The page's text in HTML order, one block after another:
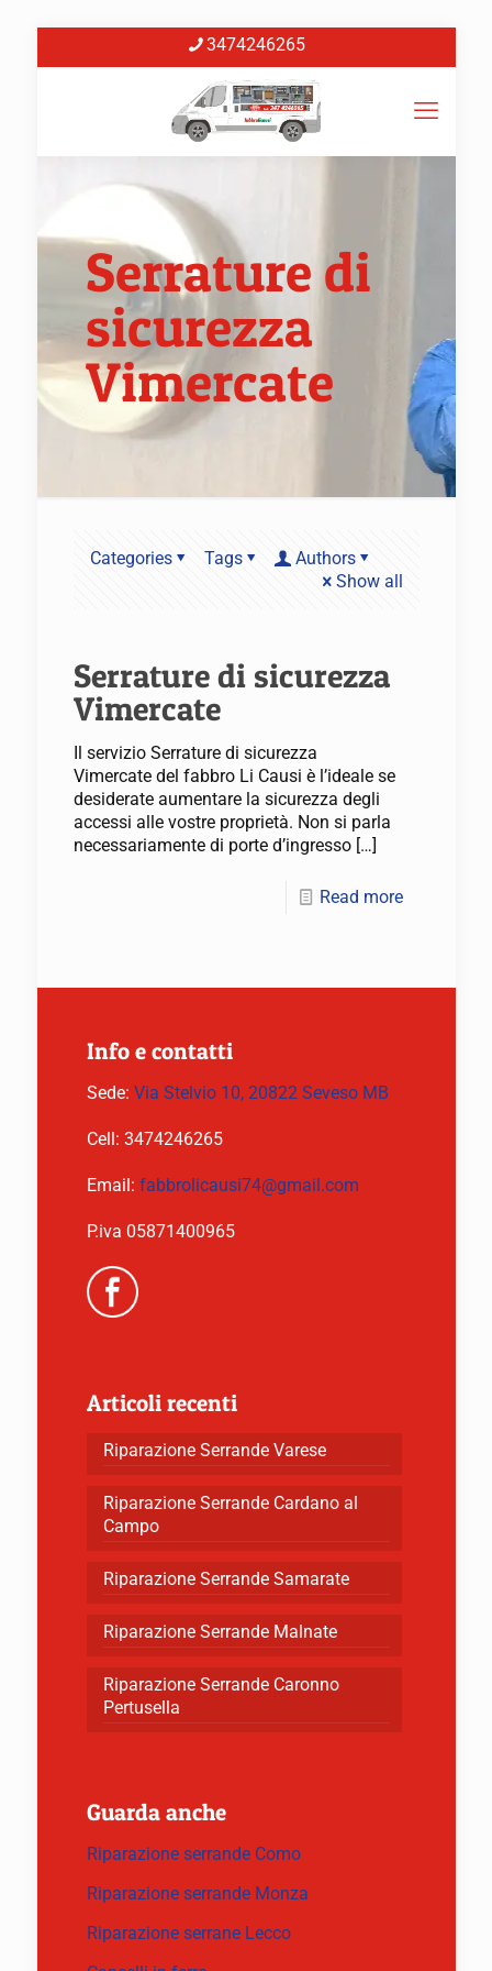
3474246265
Serrature di
sicurezza
Vimercate
Categories Tags
Authors
Show all
Serrature di sicurezza
Vimercate
Il servizio Serrature di sicurezza
Vimercate del fabbro Li Causi è l’ideale se
desiderate aumentare la sicurezza degli
accessi alle vostre proprietà. Non si parla
necessariamente di porte d’ingresso[…]
Read more
Info e contatti
Sede: Via Stelvio 10, 20822 Seveso MB
Cell: 3474246265
Email: fabbrolicausi74@gmail.com
P.iva 05871400965
Articoli recenti
Riparazione Serrande Varese
Riparazione Serrande Cardano al
Campo
Riparazione Serrande Samarate
Riparazione Serrande Malnate
Riparazione Serrande Caronno
Pertusella
Guarda anche
Riparazione serrande Como
Riparazione serrande Monza
Riparazione serrane Lecco